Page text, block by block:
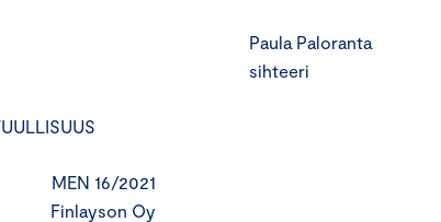
Paula Paloranta
sihteeri
MEN 16/2021
Finlayson Oy